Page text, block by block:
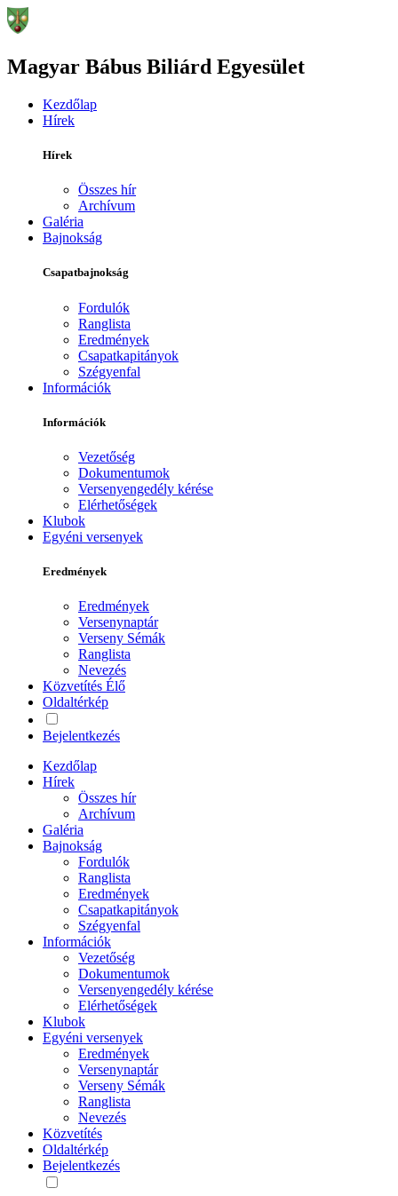
Magyar Bábus Biliárd Egyesület
Kezdőlap
Hírek
Hírek
Összes hír
Archívum
Galéria
Bajnokság
Csapatbajnokság
Fordulók
Ranglista
Eredmények
Csapatkapitányok
Szégyenfal
Információk
Információk
Vezetőség
Dokumentumok
Versenyengedély kérése
Elérhetőségek
Klubok
Egyéni versenyek
Eredmények
Eredmények
Versenynaptár
Verseny Sémák
Ranglista
Nevezés
Közvetítés Élő
Oldaltérkép
Bejelentkezés
Kezdőlap
Hírek
Összes hír
Archívum
Galéria
Bajnokság
Fordulók
Ranglista
Eredmények
Csapatkapitányok
Szégyenfal
Információk
Vezetőség
Dokumentumok
Versenyengedély kérése
Elérhetőségek
Klubok
Egyéni versenyek
Eredmények
Versenynaptár
Verseny Sémák
Ranglista
Nevezés
Közvetítés
Oldaltérkép
Bejelentkezés